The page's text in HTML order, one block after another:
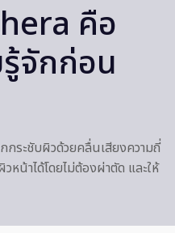
คือ
รู้จักก่อน
ระชับผิวด้วยคลื่นเสียงความถี่
หน้าได้โดยไม่ต้องผ่าตัด และให้